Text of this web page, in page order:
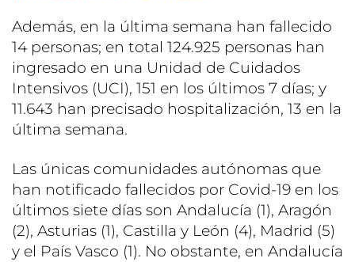
Además, en la última semana han fallecido
14 personas; en total 124.925 personas han
ingresado en una Unidad de Cuidados
Intensivos (UCI), 151 en los últimos 7 días; y
11.643 han precisado hospitalización, 13 en la
última semana.
Las únicas comunidades autónomas que
han notificado fallecidos por Covid-19 en los
últimos siete días son Andalucía (1), Aragón
(2), Asturias (1), Castilla y León (4), Madrid (5)
y el País Vasco (1). No obstante, en Andalucía